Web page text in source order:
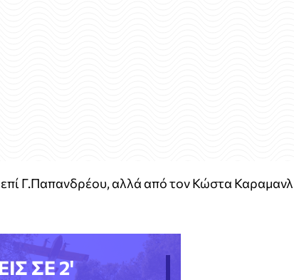
επί Γ.Παπανδρέου, αλλά από τον Κώστα
ΣΕ 2'